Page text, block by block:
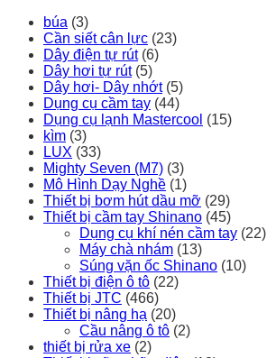
búa (3)
Cần siết cân lực (23)
Dây điện tự rút (6)
Dây hơi tự rút (5)
Dây hơi- Dây nhớt (5)
Dụng cụ cầm tay (44)
Dụng cụ lạnh Mastercool (15)
kìm (3)
LUX (33)
Mighty Seven (M7) (3)
Mô Hình Dạy Nghề (1)
Thiết bị bơm hút dầu mỡ (29)
Thiết bị cầm tay Shinano (45)
Dụng cụ khí nén cầm tay (22)
Máy chà nhám (13)
Súng vặn ốc Shinano (10)
Thiết bị điện ô tô (22)
Thiết bị JTC (466)
Thiết bị nâng hạ (20)
Cầu nâng ô tô (2)
thiết bị rửa xe (2)